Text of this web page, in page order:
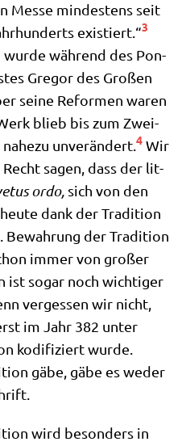
Mes­se min­de­stens seit
exi­stiert.“3
wur­de wäh­rend des Pon­
Gre­gor des Gro­ßen
sei­ne Refor­men waren
blieb bis zum Zwei­
unver­än­dert.4 Wir
sagen, dass der lit­
ordo, sich von den
dank der Tra­di­ti­on
Bewah­rung der Tra­di­ti­on
immer von gro­ßer
ist sogar noch wich­ti­ger
ver­ges­sen wir nicht,
im Jahr 382 unter
kodi­fi­ziert wur­de.
gäbe, gäbe es weder
wird beson­ders in